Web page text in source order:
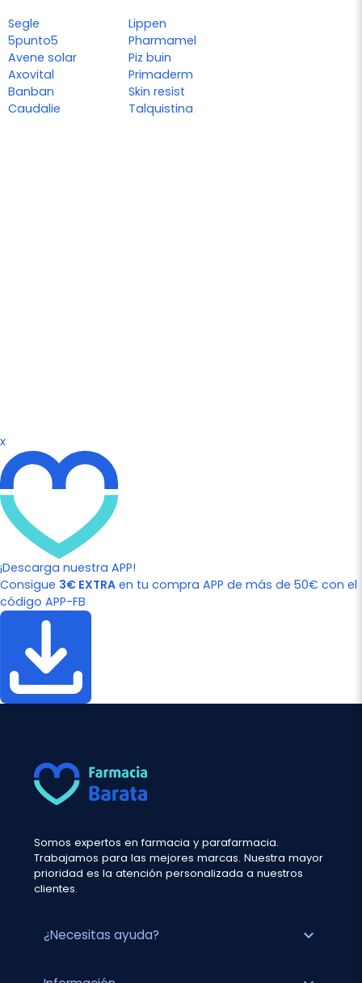
Segle
5punto5
Avene solar
Axovital
Banban
Caudalie
Lippen
Pharmamel
Piz buin
Primaderm
Skin resist
Talquistina
x
¡Descarga nuestra APP!
Consigue 3€ EXTRA en tu compra APP de más de 50€ con el
código APP-FB
Somos expertos en farmacia y parafarmacia.
Trabajamos para las mejores marcas. Nuestra mayor
prioridad es la atención personalizada a nuestros
clientes.
¿Necesitas ayuda? expand_more